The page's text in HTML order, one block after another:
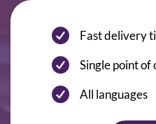
Fast delivery
Single point of
All languages